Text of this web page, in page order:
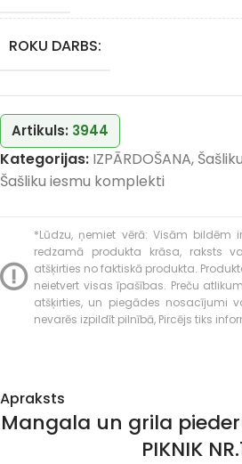
ROKU DARBS:
Artikuls: 3944
Kategorijas: IZPĀRDOŠANA,
Šašliku iesmu komplekti
*Lūdzu, ņemiet vērā: Visām bildēm
redzamā produkta krāsa, raksts
atšķirties no faktiskā produkta.
neietvert visas īpašības. Preču
atšķirties, un piegādes nosacījumi
nevarēs izpildīt pilnībā, Pircējs tiks
Apraksts
Mangala un grila
PIKNIK